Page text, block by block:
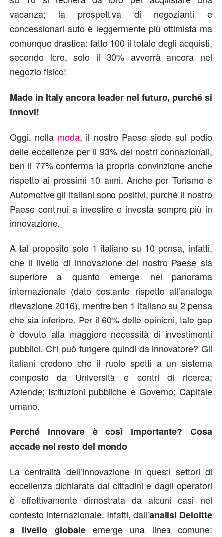
vacanza; la prospettiva di negozianti e
concessionari auto è leggermente più ottimista ma
comunque drastica: fatto 100 il totale degli acquisti,
secondo loro, solo il 30% avverrà ancora nel
negozio fisico!
Made in Italy ancora leader nel futuro, purché si
innovi!
Oggi, nella moda, il nostro Paese siede sul podio
delle eccellenze per il 93% dei nostri connazionali,
ben il 77% conferma la propria convinzione anche
rispetto ai prossimi 10 anni. Anche per Turismo e
Automotive gli italiani sono positivi, purché il nostro
Paese continui a investire e investa sempre più in
innovazione.
A tal proposito solo 1 italiano su 10 pensa, infatti,
che il livello di innovazione del nostro Paese sia
superiore a quanto emerge nel panorama
internazionale (dato costante rispetto all’analoga
rilevazione 2016), mentre ben 1 italiano su 2 pensa
che sia inferiore. Per il 60% delle opinioni, tale gap
è dovuto alla maggiore necessità di investimenti
pubblici. Chi può fungere quindi da innovatore? Gli
italiani credono che il ruolo spetti a un sistema
composto da Università e centri di ricerca;
Aziende; Istituzioni pubbliche e Governo; Capitale
umano.
Perché innovare è così importante? Cosa
accade nel resto del mondo
La centralità dell’innovazione in questi settori di
eccellenza dichiarata dai cittadini e dagli operatori
è effettivamente dimostrata da alcuni casi nel
contesto internazionale. Infatti, dall’analisi Deloitte
a livello globaleemerge una linea comune: